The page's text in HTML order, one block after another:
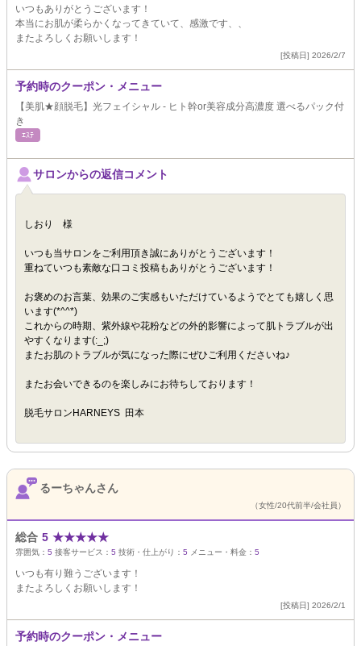
いつもありがとうございます！
本当にお肌が柔らかくなってきていて、感激です、、
またよろしくお願いします！
[投稿日] 2026/2/7
予約時のクーポン・メニュー
【美肌★顔脱毛】光フェイシャル - ヒト幹or美容成分高濃度 選べるパック付
き
ｴｽﾃ
サロンからの返信コメント
しおり 様
いつも当サロンをご利用頂き誠にありがとうございます！
重ねていつも素敵な口コミ投稿もありがとうございます！
お褒めのお言葉、効果のご実感もいただけているようでとても嬉しく思
います(*^^*)
これからの時期、紫外線や花粉などの外的影響によって肌トラブルが出
やすくなります(:_;)
またお肌のトラブルが気になった際にぜひご利用くださいね♪
またお会いできるのを楽しみにお待ちしております！
脱毛サロンHARNEYS 田本
るーちゃんさん
（女性/20代前半/会社員）
総合 5 ★★★★★
雰囲気： 5 接客サービス： 5 技術・仕上がり： 5 メニュー・料金： 5
いつも有り難うございます！
またよろしくお願いします！
[投稿日] 2026/2/1
予約時のクーポン・メニュー